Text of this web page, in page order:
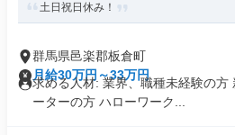
土日祝日休み！
群馬県邑楽郡板倉町
月給30万円～33万円
求める人材: 業界、職種未経験の方
ーターの方 ハローワーク...